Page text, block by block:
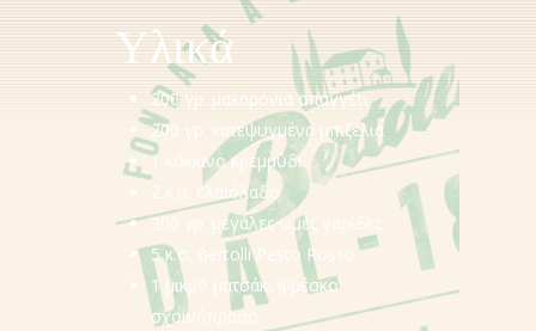
Υλικά
200 γρ. μακαρόνια σπαγγέτι
200 γρ. κατεψυγμένα μπιζέλια
1 κόκκινο κρεμμύδι
2 κ.σ. ελαιόλαδο
200 γρ. μεγάλες ωμές γαρίδες
5 κ.σ. Bertolli Pesto Rosso
1 μικρό ματσάκι φρέσκο
σχοινόπρασο